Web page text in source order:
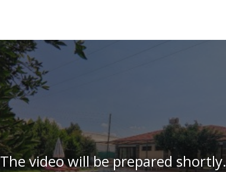
The video will be prepared shortly.